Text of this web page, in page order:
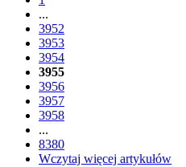
...
3952
3953
3954
3955
3956
3957
3958
...
8380
Wczytaj więcej artykułów